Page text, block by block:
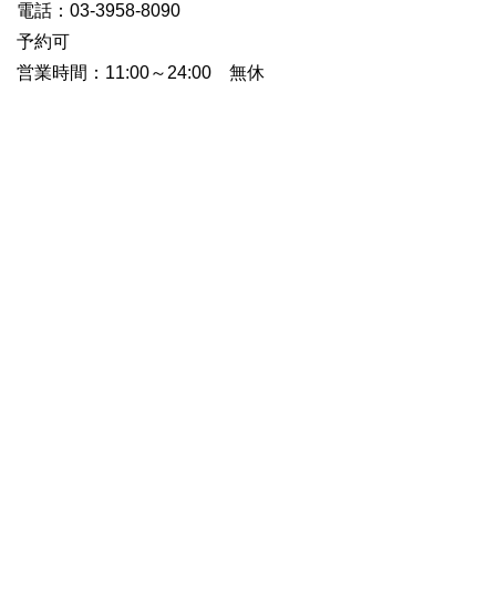
電話：03-3958-8090
予約可
営業時間：11:00～24:00 無休